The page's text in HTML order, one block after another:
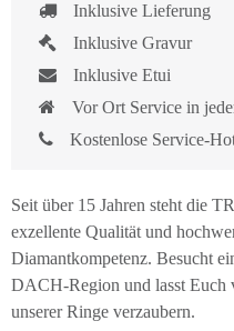
Inklusive Lieferung
Inklusive Gravur
Inklusive Etui
Vor Ort Service in
Kostenlose Service-
Seit über 15 Jahren steht die
exzellente Qualität und
Diamantkompetenz. Besucht
DACH-Region und lasst Euch
unserer Ringe verzaubern.